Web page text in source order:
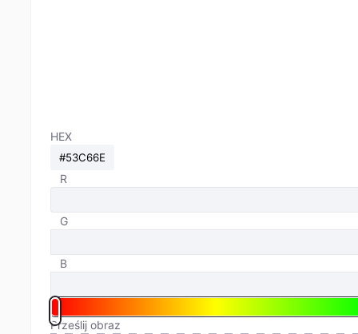
HEX
R
G
B
Prześlij obraz